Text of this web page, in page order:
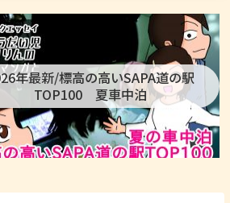
年最新/標高の高いSAPA道の駅
TOP100 夏車中泊